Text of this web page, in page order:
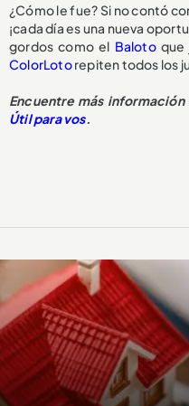
¿Cómo le fue? Si no contó
¡cada día es una nueva
gordos como el Balotoque
ColorLotorepiten todos los
Encuentre más
Útil para vos.